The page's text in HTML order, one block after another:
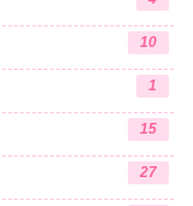
10
1
15
27